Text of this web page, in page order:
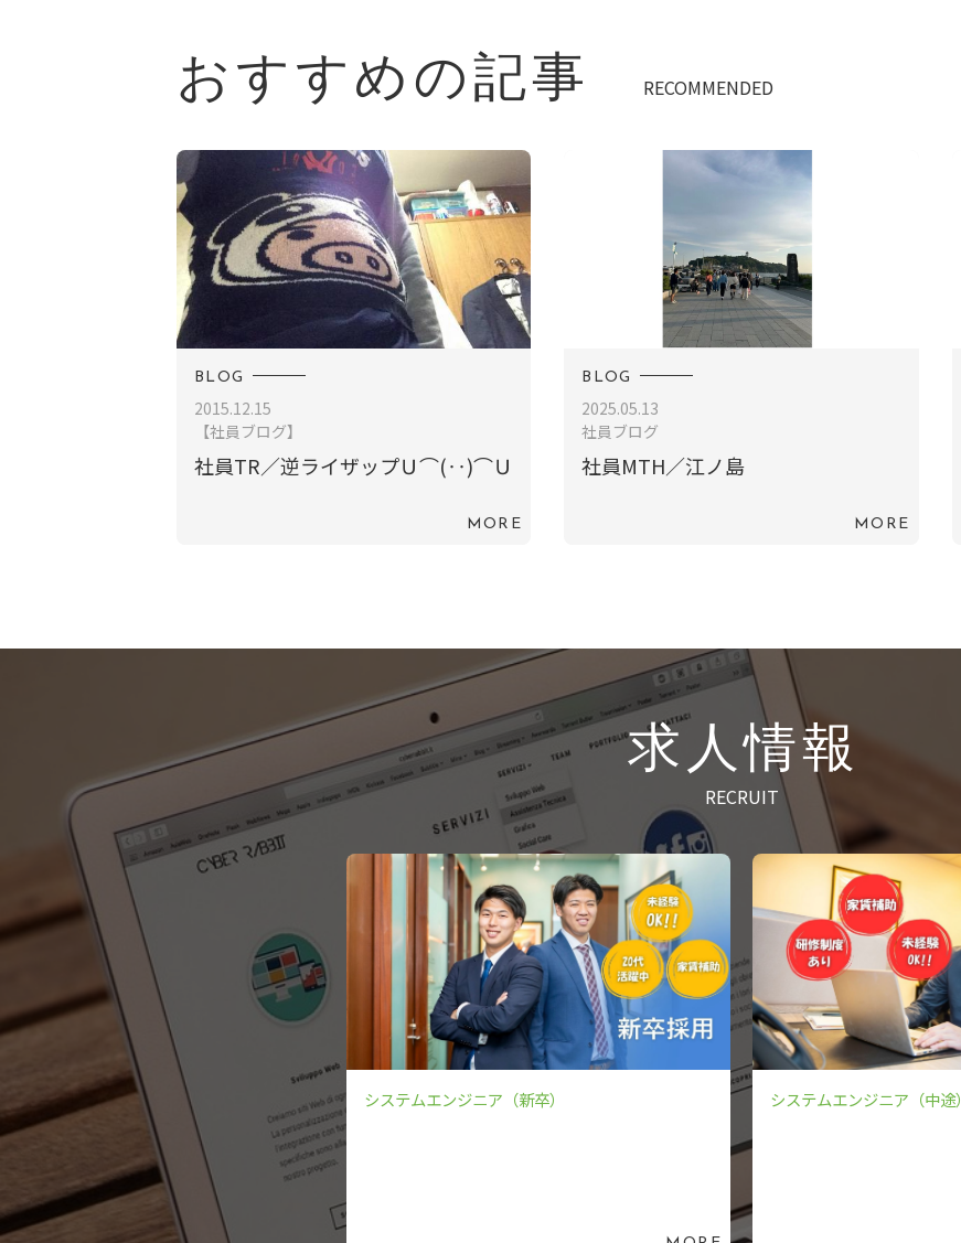
おすすめの記事 RECOMMENDED
BLOG
2015.12.15
【社員ブログ】
社員TR／逆ライザップＵ⌒(‥)⌒Ｕ
MORE
BLOG
2025.05.13
社員ブログ
社員MTH／江ノ島
MORE
求人情報
RECRUIT
システムエンジニア（新卒） システムエンジニア（中途）